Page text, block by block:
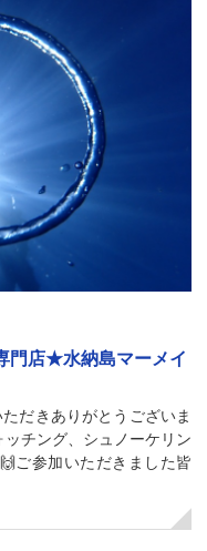
門店★水納島マーメイ
だきありがとうございま
チング、シュノーケリン
ご参加いただきました皆